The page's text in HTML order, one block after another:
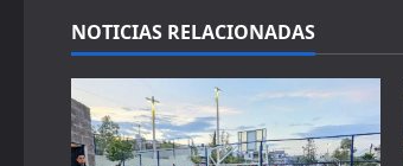
n
a
v
NOTICIAS RELACIONADAS